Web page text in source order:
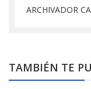
ARCHIVADOR
TAMBIÉN TE